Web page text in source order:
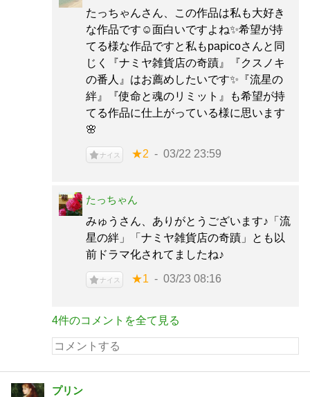
たっちゃんさん、この作品は私も大好き
な作品です☺️面白いですよね✨希望が持
てる様な作品ですと私もpapicoさんと同
じく『ナミヤ雑貨店の奇蹟』『クスノキ
の番人』はお薦めしたいです✨『流星の
絆』『使命と魂のリミット』も希望が持
てる作品に仕上がっている様に思います
🌸
ナイス ★2 03/22 23:59
たっちゃん
みゅうさん、ありがとうございます♪「流
星の絆」「ナミヤ雑貨店の奇蹟」とも以
前ドラマ化されてましたね♪
ナイス ★1 03/23 08:16
4件のコメントを全て見る
プリン